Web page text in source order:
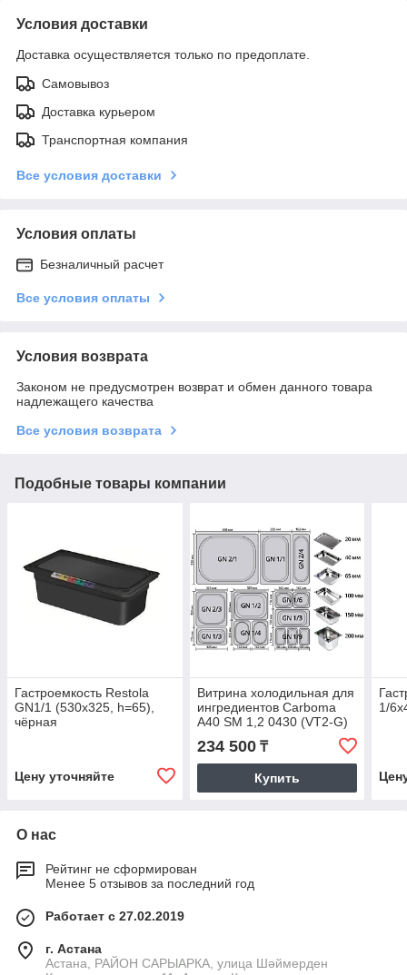
Условия доставки
Доставка осуществляется только по предоплате.
Самовывоз
Доставка курьером
Транспортная компания
Все условия доставки
Условия оплаты
Безналичный расчет
Все условия оплаты
Условия возврата
Законом не предусмотрен возврат и обмен данного товара
надлежащего качества
Все условия возврата
Подобные товары компании
Гастроемкость Restola
GN1/1 (530x325, h=65),
чёрная
Цену уточняйте
Витрина холодильная для
ингредиентов Carboma
A40 SM 1,2 0430 (VT2-G)
(3 GN 1/3) с крышкой
234 500₸
Купить
1/
О нас
Рейтинг не сформирован
Менее 5 отзывов за последний год
Работает с 27.02.2019
г. Астана
Астана, РАЙОН САРЫАРКА, улица Шәймерден